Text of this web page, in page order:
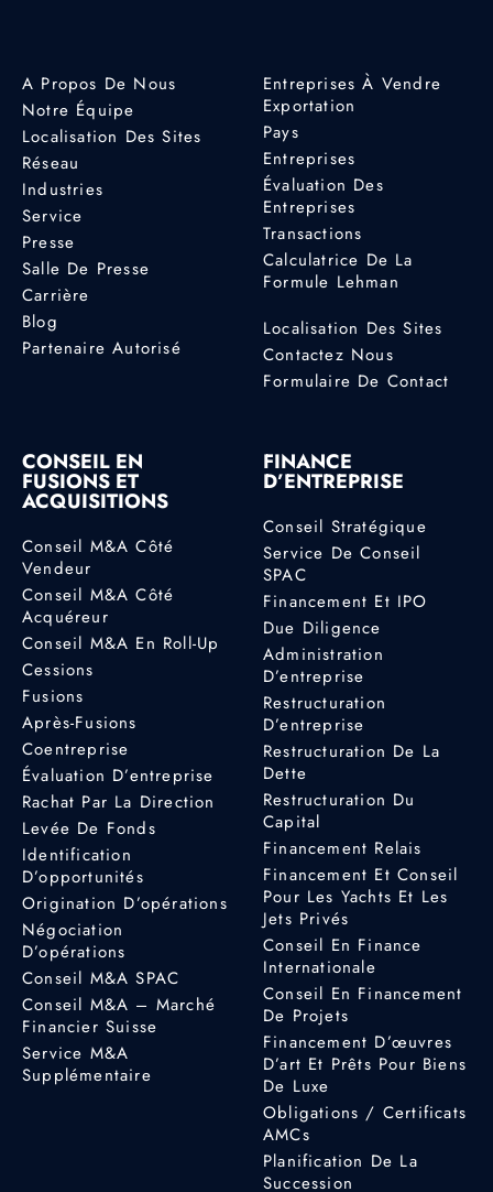
A Propos De Nous
Notre Équipe
Localisation Des Sites
Réseau
Industries
Service
Presse
Salle De Presse
Carrière
Blog
Partenaire Autorisé
Entreprises À Vendre
Exportation
Pays
Entreprises
Évaluation Des
Entreprises
Transactions
Calculatrice De La
Formule Lehman
Localisation Des Sites
Contactez Nous
Formulaire De Contact
CONSEIL EN
FUSIONS ET
ACQUISITIONS
Conseil M&A Côté
Vendeur
Conseil M&A Côté
Acquéreur
Conseil M&A En Roll-Up
Cessions
Fusions
Après-Fusions
Coentreprise
Évaluation D’entreprise
Rachat Par La Direction
Levée De Fonds
Identification
D’opportunités
Origination D’opérations
Négociation
D’opérations
Conseil M&A SPAC
Conseil M&A – Marché
Financier Suisse
Service M&A
Supplémentaire
FINANCE
D’ENTREPRISE
Conseil Stratégique
Service De Conseil
SPAC
Financement Et IPO
Due Diligence
Administration
D’entreprise
Restructuration
D’entreprise
Restructuration De La
Dette
Restructuration Du
Capital
Financement Relais
Financement Et Conseil
Pour Les Yachts Et Les
Jets Privés
Conseil En Finance
Internationale
Conseil En Financement
De Projets
Financement D’œuvres
D’art Et Prêts Pour Biens
De Luxe
Obligations / Certificats
AMCs
Planification De La
Succession